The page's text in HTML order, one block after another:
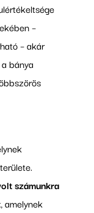
–
– akár
bánya
számunkra
, amelynek